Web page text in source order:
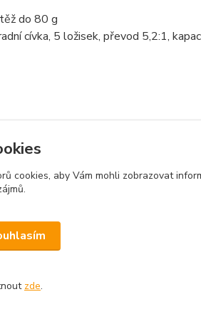
do 80 g
cívka, 5 ložisek, převod 5,2:1,
cookies, aby Vám mohli zobrazovat
zde.